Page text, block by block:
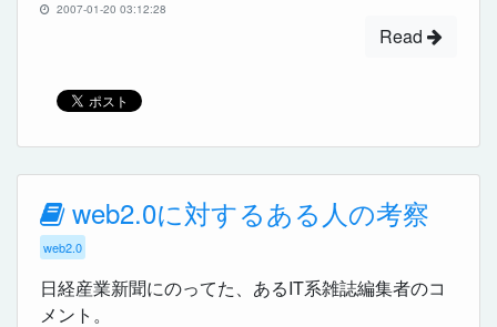
2007-01-20 03:12:28
Read
web2.0に対するある人の考察
web2.0
日経産業新聞にのってた、あるIT系雑誌編集者のコ
メント。